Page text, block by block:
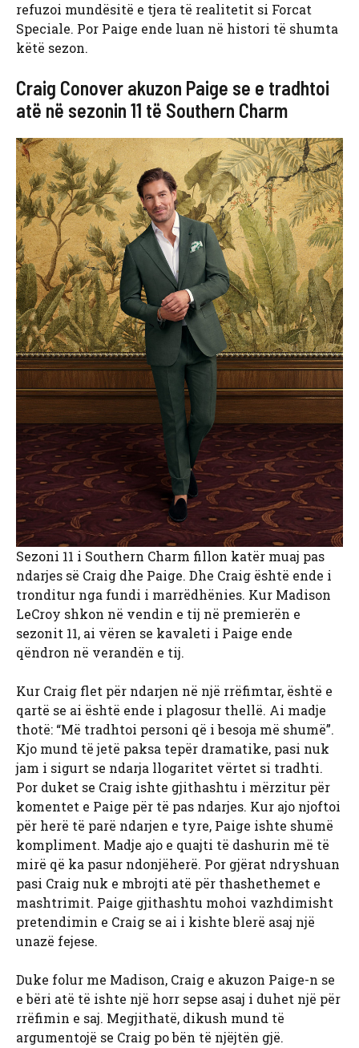
refuzoi mundësitë e tjera të realitetit si Forcat
Speciale. Por Paige ende luan në histori të shumta
këtë sezon.
Craig Conover akuzon Paige se e tradhtoi
atë në sezonin 11 të Southern Charm
Sezoni 11 i Southern Charm fillon katër muaj pas
ndarjes së Craig dhe Paige. Dhe Craig është ende i
tronditur nga fundi i marrëdhënies. Kur Madison
LeCroy shkon në vendin e tij në premierën e
sezonit 11, ai vëren se kavaleti i Paige ende
qëndron në verandën e tij.
Kur Craig flet për ndarjen në një rrëfimtar, është e
qartë se ai është ende i plagosur thellë. Ai madje
thotë: “Më tradhtoi personi që i besoja më shumë”.
Kjo mund të jetë paksa tepër dramatike, pasi nuk
jam i sigurt se ndarja llogaritet vërtet si tradhti.
Por duket se Craig ishte gjithashtu i mërzitur për
komentet e Paige për të pas ndarjes. Kur ajo njoftoi
për herë të parë ndarjen e tyre, Paige ishte shumë
kompliment. Madje ajo e quajti të dashurin më të
mirë që ka pasur ndonjëherë. Por gjërat ndryshuan
pasi Craig nuk e mbrojti atë për thashethemet e
mashtrimit. Paige gjithashtu mohoi vazhdimisht
pretendimin e Craig se ai i kishte blerë asaj një
unazë fejese.
Duke folur me Madison, Craig e akuzon Paige-n se
e bëri atë të ishte një horr sepse asaj i duhet një për
rrëfimin e saj. Megjithatë, dikush mund të
argumentojë se Craig po bën të njëjtën gjë.